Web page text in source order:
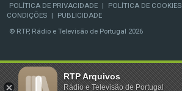
POLÍTICA DE PRIVACIDADE | POLÍTICA DE COOKIES
CONDIÇÕES |
PUBLICIDADE
© RTP, Rádio e Televisão de Portugal 2026
RTP Arquivos
Rádio e Televisão de Portugal